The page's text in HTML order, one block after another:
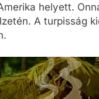
helyett.
A turpisság